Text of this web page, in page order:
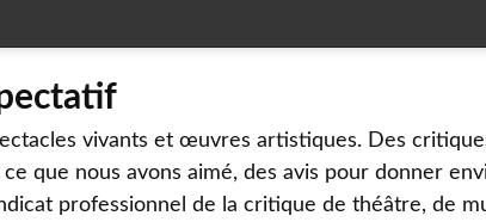
vivants et œuvres artistiques. Des
ce que nous avons aimé, des avis pour donner
professionnel de la critique de théâtre, de